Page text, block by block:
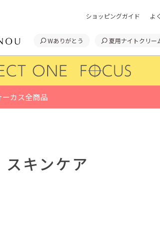
ショッピングガイド よ
Wありがとう 夏用ナイトクリー
ーカス全商品
スキンケア